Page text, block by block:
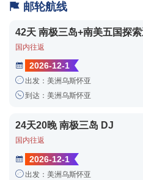
 邮轮航线
42天 南极三岛+南美五国探
国内往返
 2026-12-1
出发：美洲乌斯怀亚
到达：美洲乌斯怀亚
24天20晚 南极三岛 DJ
国内往返
 2026-12-1
出发：美洲乌斯怀亚